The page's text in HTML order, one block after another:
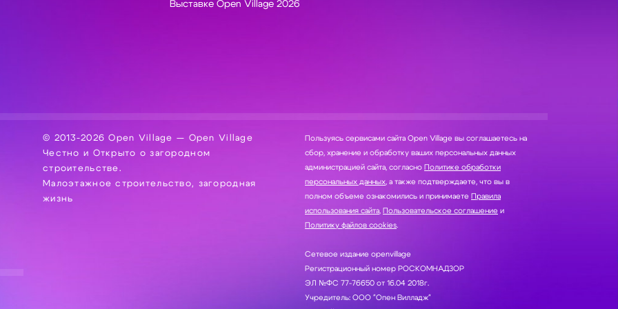
Выставке Open Village 2026
© 2013-2026 Open Village — Open Village
Честно и Открыто о загородном
строительстве.
Малоэтажное строительство, загородная
жизнь
Пользуясь сервисами сайта Open Village вы соглашаетесь на
сбор, хранение и обработку ваших персональных данных
администрацией сайта, согласно Политике обработки
персональных данных , а также подтверждаете, что вы в
полном объеме ознакомились и принимаете Правила
использования сайта Пользовательское соглашение и
Политику файлов cookies.
Сетевое издание openvillage
Регистрационный номер РОСКОМНАДЗОР
ЭЛ №ФС 77-76650 от 16.04 2018г.
Учредитель: ООО "Опен Вилладж"